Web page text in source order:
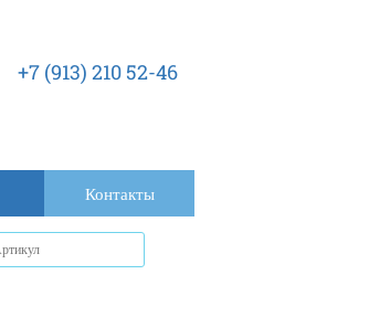
+7 (913) 210 52-46
Контакты